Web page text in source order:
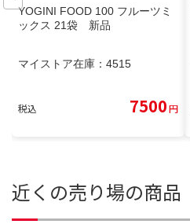
YOGINI FOOD 100 フルーツミ
ックス 21袋 新品
マイストア在庫： 4515
税込 7500円
近くの売り場の商品